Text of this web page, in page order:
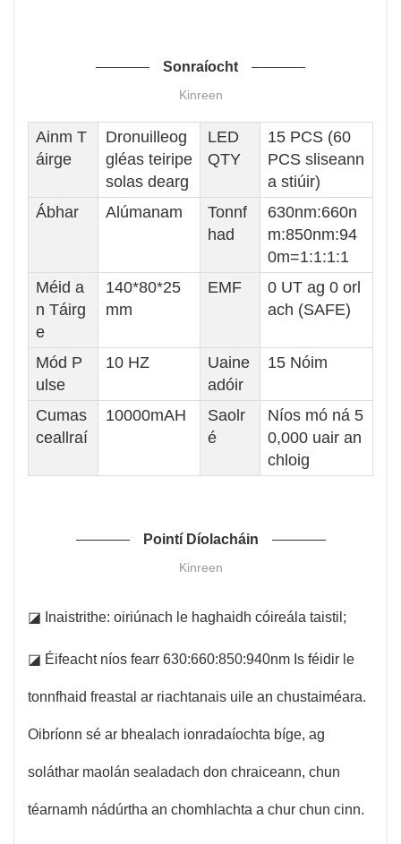
Sonraíocht
Kinreen
Ainm T
áirge
Dronuilleog
gléas teiripe
solas dearg
LED
QTY
15 PCS (60
PCS sliseann
a stiúir)
Ábhar
Alúmanam
Tonnf
had
630nm:660n
m:850nm:94
0m=1:1:1:1
Méid a
n Táirg
e
140*80*25
mm
EMF
0 UT ag 0 orl
ach (SAFE)
Mód P
ulse
10 HZ
Uaine
adóir
15 Nóim
Cumas
ceallraí
10000mAH
Saolr
é
Níos mó ná 5
0,000 uair an
chloig
Pointí Díolacháin
Kinreen
◪ Inaistrithe: oiriúnach le haghaidh cóireála taistil;
◪ Éifeacht níos fearr 630:660:850:940nm Is féidir le
tonnfhaid freastal ar riachtanais uile an chustaiméara.
Oibríonn sé ar bhealach ionradaíochta bíge, ag
soláthar maolán sealadach don chraiceann, chun
téarnamh nádúrtha an chomhlachta a chur chun cinn.